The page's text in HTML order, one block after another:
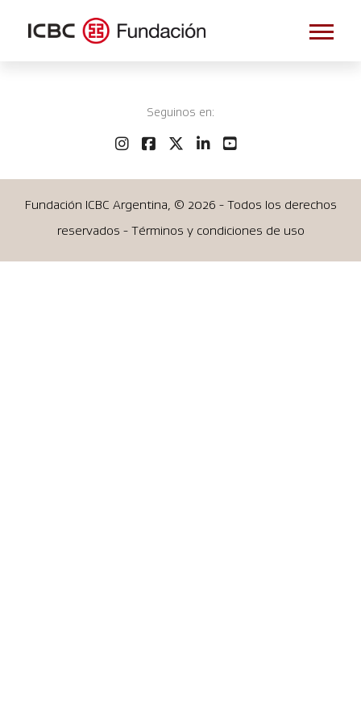
Seguinos en:
Fundación ICBC Argentina, © 2026 - Todos los derechos
reservados - Términos y condiciones de uso